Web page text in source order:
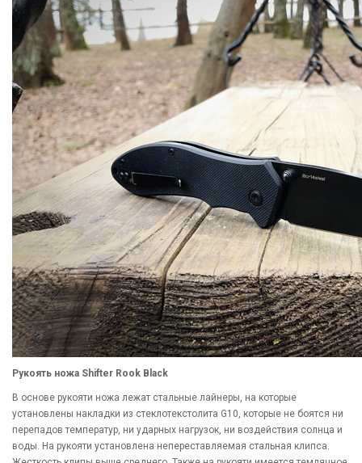
Рукоять ножа Shifter Rook Black
В основе рукояти ножа лежат стальные лайнеры, на которые
установлены накладки из стеклотекстолита G10, которые не боятся ни
перепадов температур, ни ударных нагрузок, ни воздействия солнца и
воды. На рукояти установлена непереставляемая стальная клипса.